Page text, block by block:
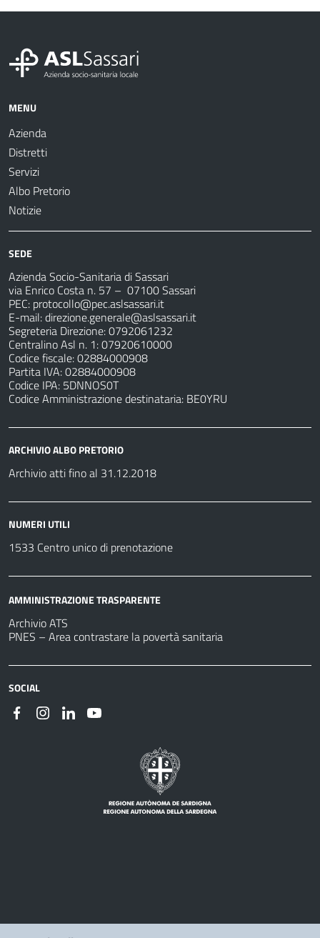
MENU
Azienda
Distretti
Servizi
Albo Pretorio
Notizie
SEDE
Azienda Socio-Sanitaria di Sassari
via Enrico Costa n. 57 – 07100 Sassari
PEC: protocollo@pec.aslsassari.it
E-mail:direzione.generale@aslsassari.it
Segreteria Direzione: 0792061232
Centralino Asl n. 1: 07920610000
Codice fiscale: 02884000908
Partita IVA: 02884000908
Codice IPA: 5DNNOS0T
Codice Amministrazione destinataria: BE0YRU
ARCHIVIO ALBO PRETORIO
Archivio atti fino al 31.12.2018
NUMERI UTILI
1533 Centro unico di prenotazione
AMMINISTRAZIONE TRASPARENTE
Archivio ATS
PNES – Area contrastare la povertà sanitaria
SOCIAL